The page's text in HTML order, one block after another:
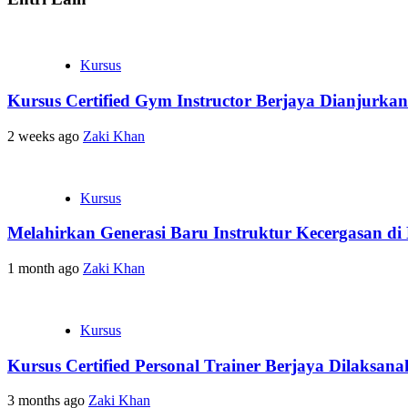
Kursus
Kursus Certified Gym Instructor Berjaya
2 weeks ago Zaki Khan
Kursus
Melahirkan Generasi Baru Instruktur Kecergasan
1 month ago Zaki Khan
Kursus
Kursus Certified Personal Trainer Berjaya
3 months ago Zaki Khan